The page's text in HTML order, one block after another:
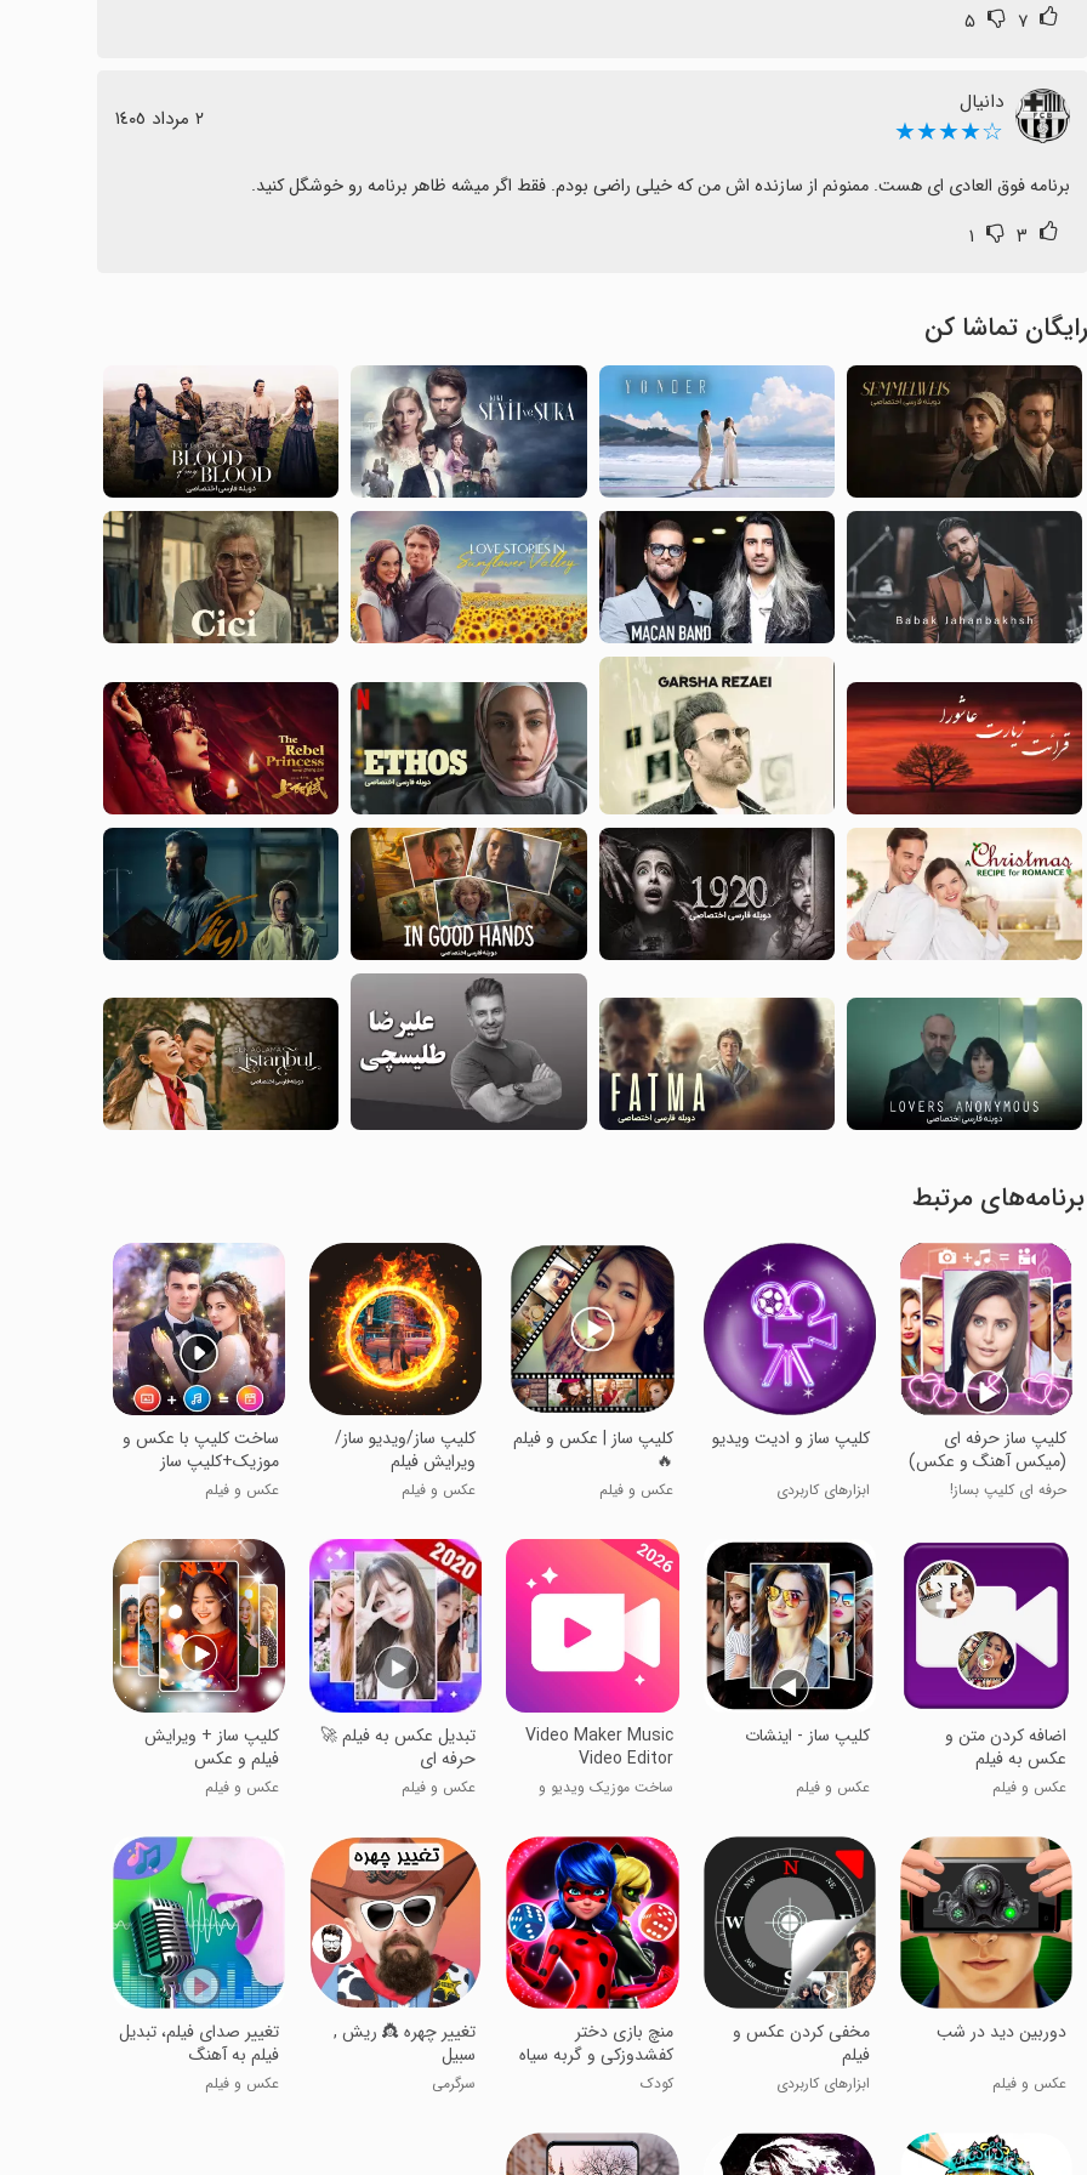
۷ ۵
دانیال
☆★★★★ ٢ مرداد ١٤٠٥
برنامه فوق العادی ای هست. ممنونم از سازنده اش من که خیلی راضی بودم. فقط اگر میشه ظاهر برنامه رو خوشگل کنید.
۳ ۱
رایگان تماشا کن
برنامه‌های مرتبط
کلیپ ساز حرفه ای
(میکس آهنگ و عکس)
حرفه ای کلیپ بساز!
کلیپ ساز و ادیت ویدیو
ابزارهای کاربردی
کلیپ ساز | عکس و فیلم
🔥
عکس و فیلم
‏کلیپ ساز/ویدیو ساز/
ویرایش فیلم
عکس و فیلم
ساخت کلیپ با عکس و
موزیک+کلیپ ساز
عکس و فیلم
اضافه کردن متن و
عکس به فیلم
عکس و فیلم
کلیپ ساز - اینشات
عکس و فیلم
Video Maker Music
Video Editor
ساخت موزیک ویدیو و
تبدیل عکس به فیلم 🚀
حرفه ای
عکس و فیلم
کلیپ ساز + ویرایش
فیلم و عکس
عکس و فیلم
دوربین دید در شب
عکس و فیلم
مخفی کردن عکس و
فیلم
ابزارهای کاربردی
منچ بازی دختر
کفشدوزکی و گربه سیاه
کودک
تغییر چهره 👸 ریش ,
سبیل
سرگرمی
تغییر صدای فیلم، تبدیل
فیلم به آهنگ
عکس و فیلم